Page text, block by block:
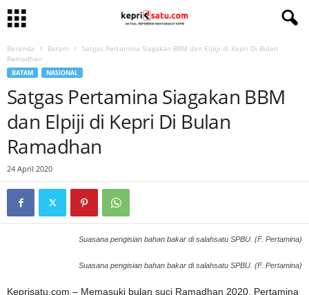
Beranda Batam
Satgas Pertamina Siagakan BBM dan Elpiji di Kepri Di Bulan
Ramadhan
BATAM NASIONAL
Satgas Pertamina Siagakan BBM
dan Elpiji di Kepri Di Bulan
Ramadhan
24 April 2020
Suasana pengisian bahan bakar di salahsatu SPBU. (F. Pertamina)
Suasana pengisian bahan bakar di salahsatu SPBU. (F. Pertamina)
Keprisatu.com – Memasuki bulan suci Ramadhan 2020, Pertamina